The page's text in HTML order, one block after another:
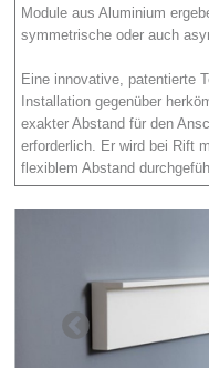
Fliesen
Sauna und Hamam
Kamin
Rimadesio
Carl Hansen
Outlet
Module aus Aluminium
symmetrische oder auch
Eine innovative, patentierte
Installation gegenüber
exakter Abstand für den
erforderlich. Er wird bei Rift
flexiblem Abstand